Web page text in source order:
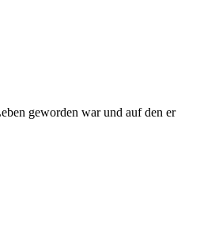
geworden war und auf den er